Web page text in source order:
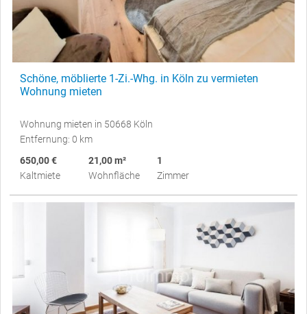
Schöne, möblierte 1-Zi.-Whg. in Köln zu vermieten
Wohnung mieten
Wohnung mieten in 50668 Köln
Entfernung: 0 km
650,00 €
Kaltmiete
21,00 m²
Wohnfläche
1
Zimmer